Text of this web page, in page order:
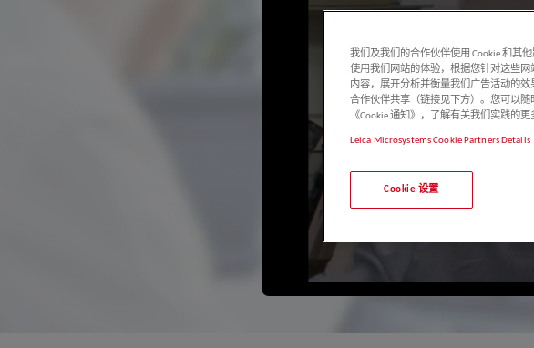
我们及我们的合作伙伴使用 Cookie 和其
使用我们网站的体验，根据您针对这些
内容，展开分析并衡量我们广告活动的
合作伙伴共享（链接见下方）。您可以随
《Cookie 通知》，了解有关我们实践的更
Leica Microsystems Cookie Partners Details
Cookie 设置